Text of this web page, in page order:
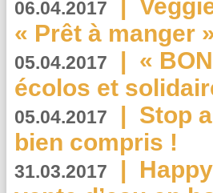
06.04.2017 |
« Prêt à manger
05.04.2017 | «
écolos et
05.04.2017 | Stop
bien compris !
31.03.2017 |